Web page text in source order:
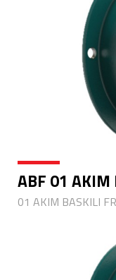
ABF 01 AKIM
01 AKIM BASKILI